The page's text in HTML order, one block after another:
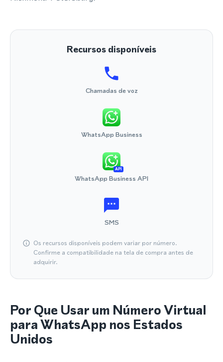
Recursos disponíveis
Chamadas de voz
WhatsApp Business
API
WhatsApp Business API
SMS
Os recursos disponíveis podem variar por número.
Confirme a compatibilidade na tela de compra antes de
adquirir.
Por Que Usar um Número Virtual
para WhatsApp nos Estados
Unidos